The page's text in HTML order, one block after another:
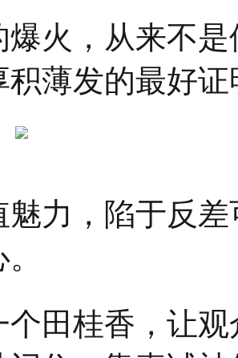
爆火，从来不
积薄发的最好证
魅力，陷于反
个田桂香，让